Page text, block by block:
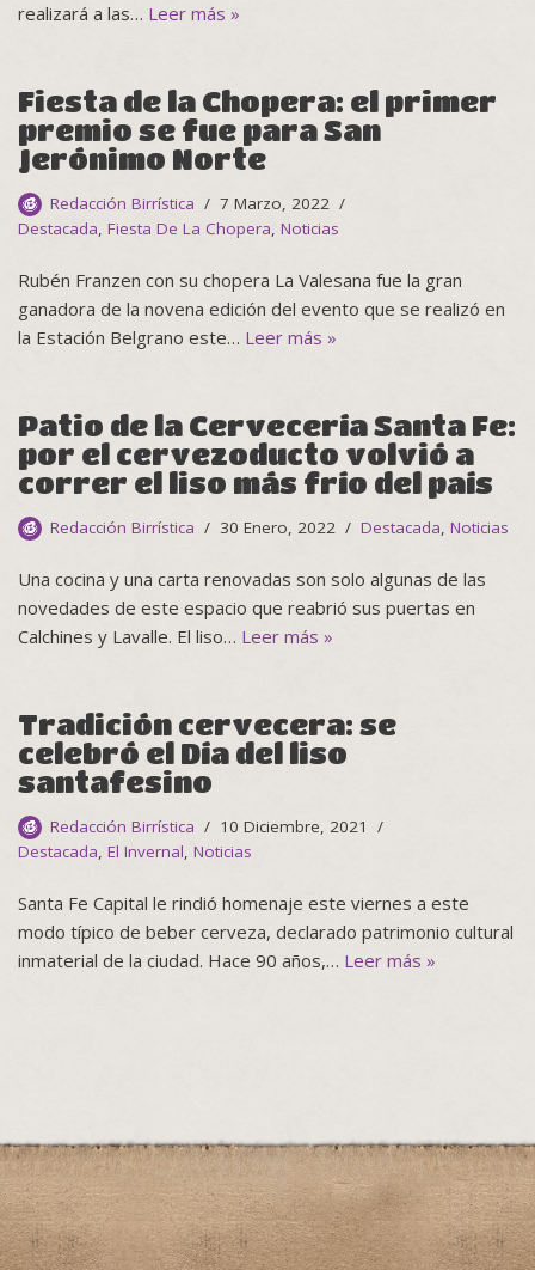
realizará a las… Leer más »
Fiesta de la Chopera: el primer
premio se fue para San
Jerónimo Norte
Redacción Birrística
7 Marzo, 2022
Destacada, Fiesta De La Chopera, Noticias
Rubén Franzen con su chopera La Valesana fue la gran
ganadora de la novena edición del evento que se realizó en
la Estación Belgrano este… Leer más »
Patio de la Cervecería Santa Fe:
por el cervezoducto volvió a
correr el liso más frío del país
Redacción Birrística 30 Enero, 2022 Destacada, Noticias
Una cocina y una carta renovadas son solo algunas de las
novedades de este espacio que reabrió sus puertas en
Calchines y Lavalle. El liso… Leer más »
Tradición cervecera: se
celebró el Día del liso
santafesino
Redacción Birrística
10 Diciembre, 2021
Destacada, El Invernal, Noticias
Santa Fe Capital le rindió homenaje este viernes a este
modo típico de beber cerveza, declarado patrimonio cultural
inmaterial de la ciudad. Hace 90 años,… Leer más »